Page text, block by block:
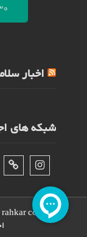
اخبار
شبکه های
co..